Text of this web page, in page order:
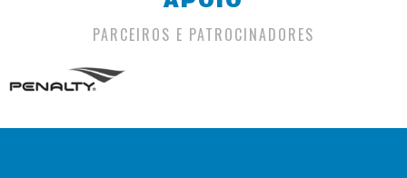
PARCEIROS E PATROCINADORES